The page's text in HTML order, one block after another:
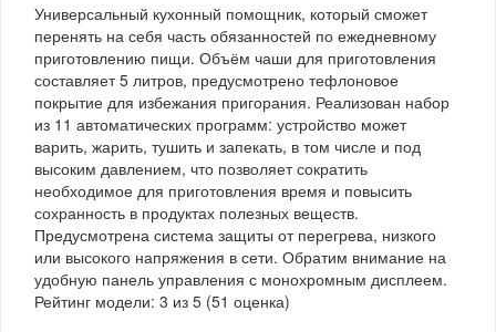
Универсальный кухонный помощник, который сможет
перенять на себя часть обязанностей по ежедневному
приготовлению пищи. Объём чаши для приготовления
составляет 5 литров, предусмотрено тефлоновое
покрытие для избежания пригорания. Реализован набор
из 11 автоматических программ: устройство может
варить, жарить, тушить и запекать, в том числе и под
высоким давлением, что позволяет сократить
необходимое для приготовления время и повысить
сохранность в продуктах полезных веществ.
Предусмотрена система защиты от перегрева, низкого
или высокого напряжения в сети. Обратим внимание на
удобную панель управления с монохромным дисплеем.
Рейтинг модели: 3 из 5 (51 оценка)